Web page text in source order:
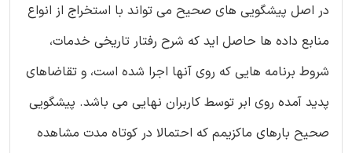
در اصل پیشگویی های صحیح می تواند با استخراج از انواع
منابع داده ها حاصل اید که شرح رفتار تاریخی خدمات،
شروط برنامه هایی که روی آنها اجرا شده است، و تقاضاهای
پدید آمده روی ابر توسط کاربران نهایی می باشد. پیشگویی
صحیح بارهای ماکزیمم که احتمالا در کوتاه مدت مشاهده